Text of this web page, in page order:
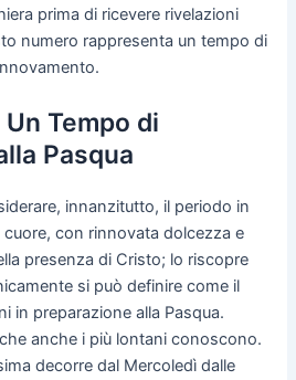
prima di ricevere rivelazioni
numero rappresenta un tempo di
Tempo di
Pasqua
innanzitutto, il periodo in
cuore, con rinnovata dolcezza e
presenza di Cristo; lo riscopre
si può definire come il
in preparazione alla Pasqua.
anche i più lontani conoscono.
decorre dal Mercoledì dalle